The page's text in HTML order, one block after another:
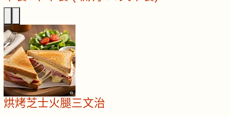
烘烤芝士火腿三文治